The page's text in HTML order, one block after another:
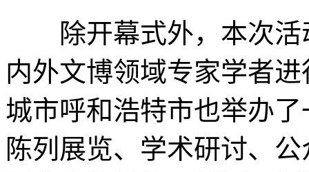
除开幕式外，本次活
内外文博领域专家学者
城市呼和浩特市也举办
陈列展览、学术研讨、